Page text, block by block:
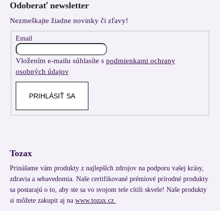
Odoberať newsletter
Nezmeškajte žiadne novinky či zľavy!
Email
Vložením e-mailu súhlasíte s podmienkami ochrany
osobných údajov
PRIHLÁSIŤ SA
Tozax
Prinášame vám produkty z najlepších zdrojov na podporu vašej krásy,
zdravia a sebavedomia. Naše certifikované prémiové prírodné produkty
sa postarajú o to, aby ste sa vo svojom tele cítili skvele! Naše produkty
si môžete zakupit aj na www.tozax.cz